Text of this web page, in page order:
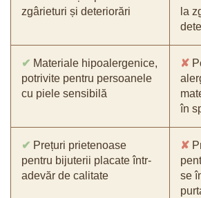
zgârieturi și deteriorări
la
✔ Materiale hipoalergenice,
potrivite pentru persoanele
cu piele sensibilă
✘
în
✔ Prețuri prietenoase
pentru bijuterii placate într-
adevăr de calitate
✘
se